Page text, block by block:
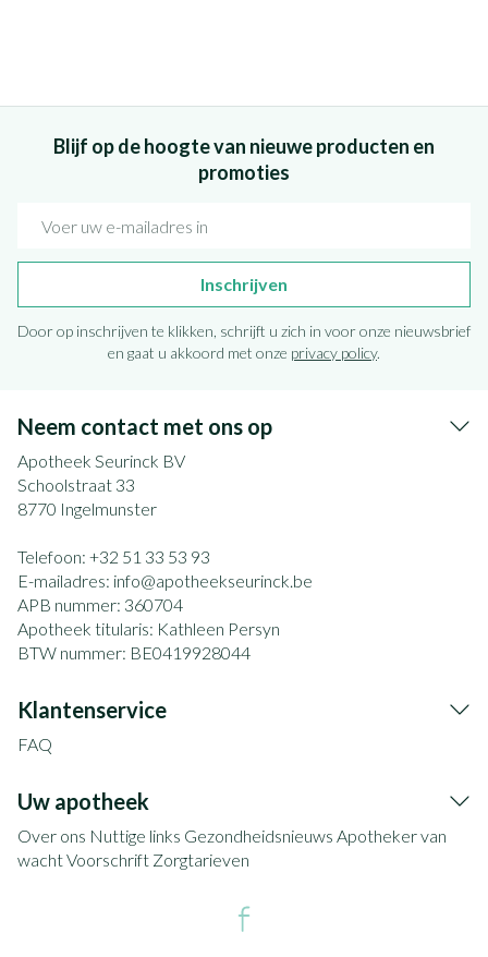
Blijf op de hoogte van nieuwe producten en
promoties
Inschrijven
Door op inschrijven te klikken, schrijft u zich in voor onze nieuwsbrief
en gaat u akkoord met onze privacy policy.
Neem contact met ons op
Apotheek Seurinck BV
Schoolstraat 33
8770 Ingelmunster
Telefoon: +32 51 33 53 93
E-mailadres: info@apotheekseurinck.be
APB nummer: 360704
Apotheek titularis: Kathleen Persyn
BTW nummer: BE0419928044
Klantenservice
FAQ
Uw apotheek
Over ons Nuttige links Gezondheidsnieuws Apotheker van
wachtVoorschrift Zorgtarieven